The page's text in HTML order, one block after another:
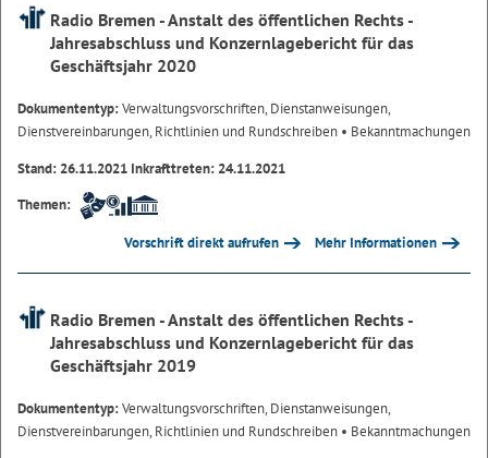
Radio Bremen - Anstalt des öffentlichen Rechts -
Jahresabschluss und Konzernlagebericht für das
Geschäftsjahr 2020
Dokumententyp:Verwaltungsvorschriften, Dienstanweisungen,
Dienstvereinbarungen, Richtlinien und Rundschreiben • Bekanntmachungen
Stand: 26.11.2021 Inkrafttreten: 24.11.2021
Themen:
Vorschrift direkt aufrufen Mehr Informationen
Radio Bremen - Anstalt des öffentlichen Rechts -
Jahresabschluss und Konzernlagebericht für das
Geschäftsjahr 2019
Dokumententyp:Verwaltungsvorschriften, Dienstanweisungen,
Dienstvereinbarungen, Richtlinien und Rundschreiben • Bekanntmachungen